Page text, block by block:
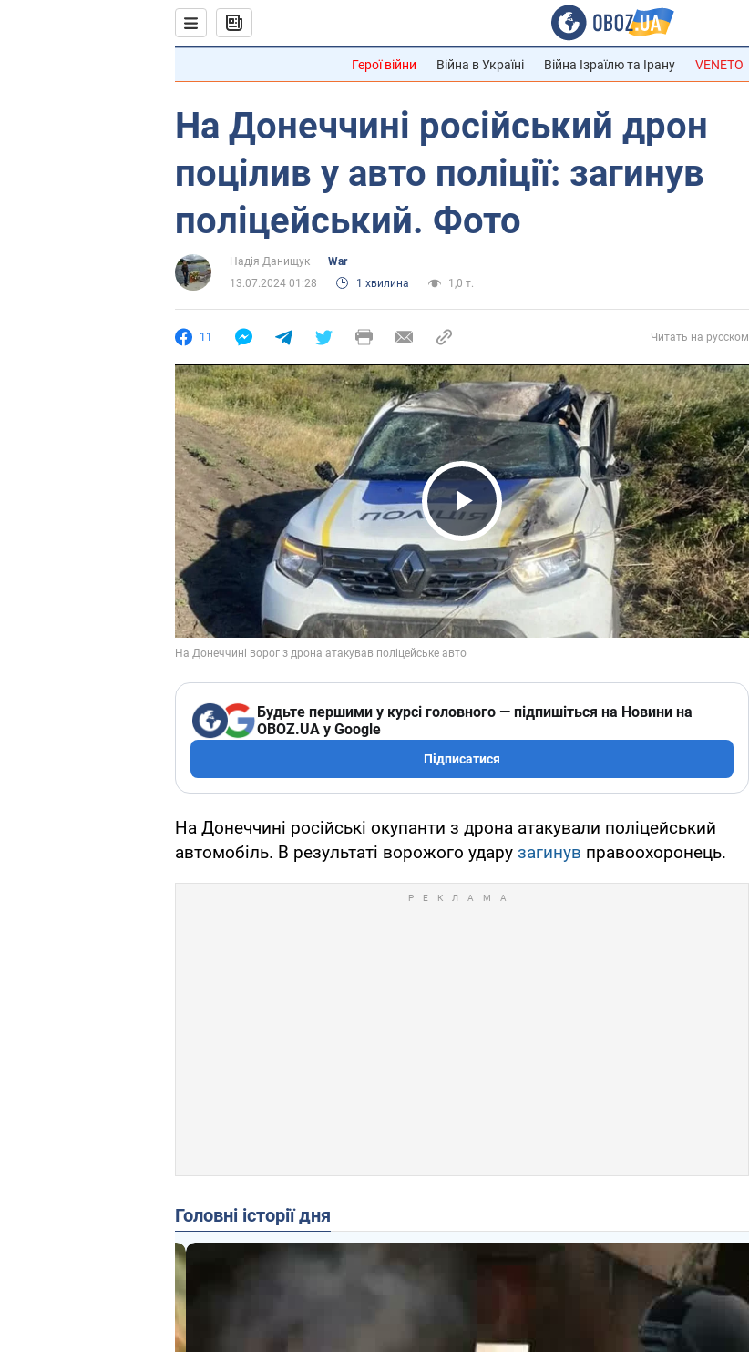
Герої війни Війна в Україні Війна Ізраїлю та Ірану VENETO
На Донеччині російський дрон
поцілив у авто поліції: загинув
поліцейський. Фото
Надія Данищук
War
13.07.2024 01:28
1 хвилина 1,0 т.
11 Читать на русском
Play Video
Будьте першими у курсі головного — підпишіться на Новини на
OBOZ.UA у Google
Підписатися
На Донеччині російські окупанти з дрона атакували поліцейський
автомобіль. В результаті ворожого удару загинув правоохоронець.
Головні історії дня